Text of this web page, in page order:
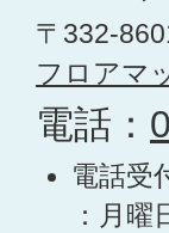
〒332-
フロアマ
電話：
電話受
：月